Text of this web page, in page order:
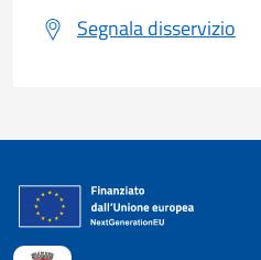
Segnala disservizio